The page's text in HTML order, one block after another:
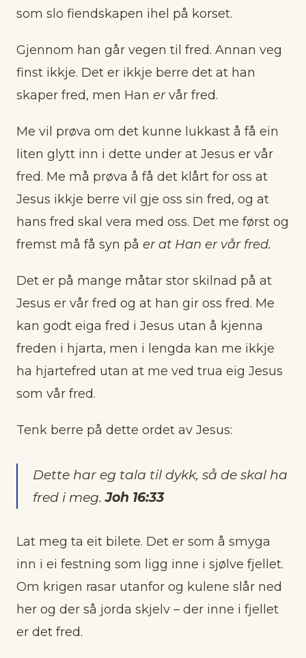
som slo fiendskapen ihel på korset.
Gjennom han går vegen til fred. Annan veg
finst ikkje. Det er ikkje berre det at han
skaper fred, men Han ervår fred.
Me vil prøva om det kunne lukkast å få ein
liten glytt inn i dette under at Jesus er vår
fred. Me må prøva å få det klårt for oss at
Jesus ikkje berre vil gje oss sin fred, og at
hans fred skal vera med oss. Det me først og
fremst må få syn på er at Han er vår fred.
Det er på mange måtar stor skilnad på at
Jesus er vår fred og at han gir oss fred. Me
kan godt eiga fred i Jesus utan å kjenna
freden i hjarta, men i lengda kan me ikkje
ha hjartefred utan at me ved trua eig Jesus
som vår fred.
Tenk berre på dette ordet av Jesus:
Dette har eg tala til dykk, så de skal ha
fred i meg.Joh 16:33
Lat meg ta eit bilete. Det er som å smyga
inn i ei fest­ning som ligg inne i sjølve fjellet.
Om krigen rasar utanfor og kulene slår ned
her og der så jorda skjelv – der inne i fjellet
er det fred.